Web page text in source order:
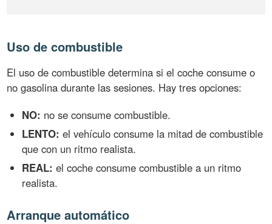
Uso de combustible
El uso de combustible determina si el coche consume o
no gasolina durante las sesiones. Hay tres opciones:
NO: no se consume combustible.
LENTO: el vehículo consume la mitad de combustible
que con un ritmo realista.
REAL: el coche consume combustible a un ritmo
realista.
Arranque automático